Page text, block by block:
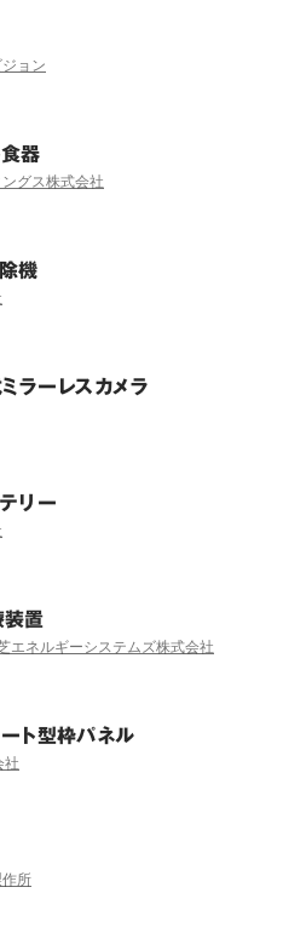
ョン
器
グス株式会社
機
ラーレスカメラ
リー
置
エネルギーシステムズ株式会社
ト型枠パネル
社
所